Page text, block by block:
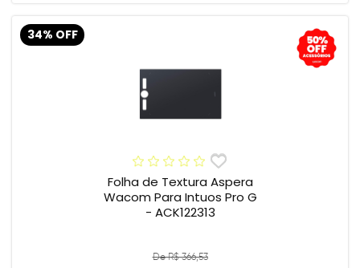
34% OFF
Folha de Textura Aspera
Wacom Para Intuos Pro G
- ACK122313
De R$ 366,53